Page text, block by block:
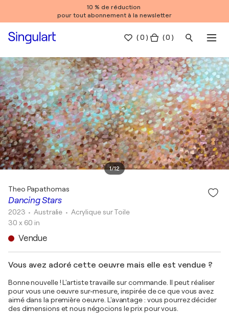
10 % de réduction
pour tout abonnement à la newsletter
(0 ) ( 0 )
1/12
Dancing Stars
Theo Papathomas
2023 • Australie • Acrylique sur Toile
30 x 60 in
Vendue
Vous avez adoré cette oeuvre mais elle est vendue ?
Bonne nouvelle ! L'artiste travaille sur commande. Il peut réaliser
pour vous une oeuvre sur-mesure, inspirée de ce que vous avez
aimé dans la première oeuvre. L'avantage : vous pourrez décider
des dimensions et nous négocions le prix pour vous.